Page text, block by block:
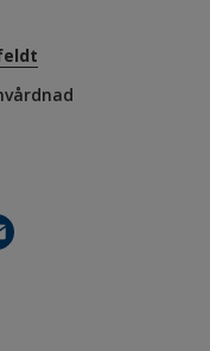
intervention
with mental
M., Carlsson